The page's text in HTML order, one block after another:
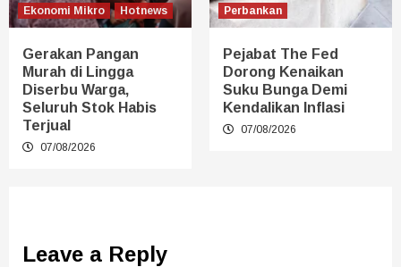
Ekonomi Mikro Hotnews
Gerakan Pangan
Murah di Lingga
Diserbu Warga,
Seluruh Stok Habis
Terjual
07/08/2026
Perbankan
Pejabat The Fed
Dorong Kenaikan
Suku Bunga Demi
Kendalikan Inflasi
07/08/2026
Leave a Reply